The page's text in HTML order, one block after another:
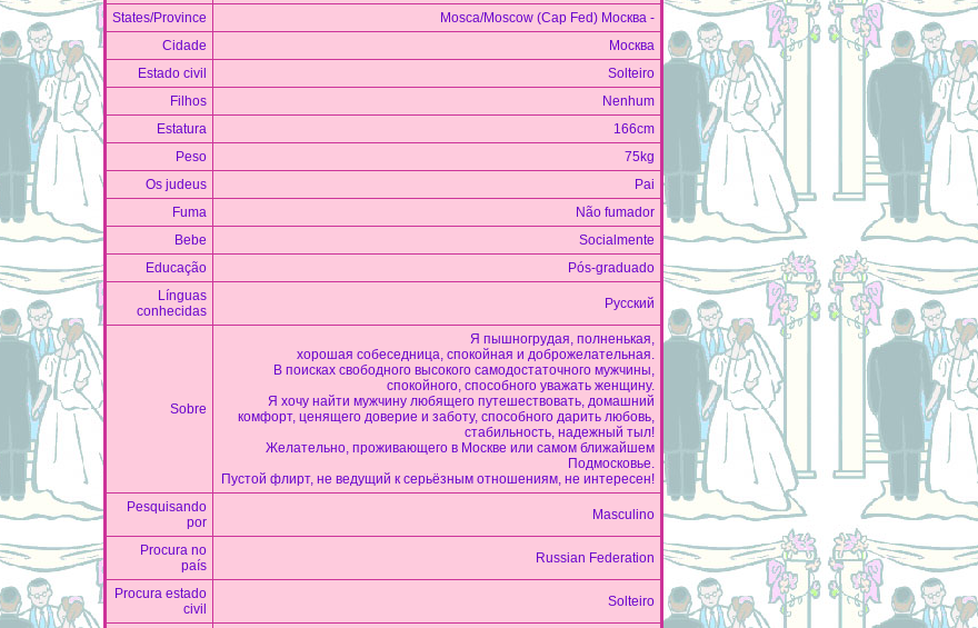
States/Province
Mosca/Moscow (Cap Fed) Москва -
Cidade
Москва
Estado civil
Solteiro
Filhos
Nenhum
Estatura
166cm
Peso
75kg
Os judeus
Pai
Fuma
Não fumador
Bebe
Socialmente
Educação
Pós-graduado
Línguas
conhecidas
Русский
Sobre
Я пышногрудая, полненькая,
хорошая собеседница, спокойная и доброжелательная.
В поисках свободного высокого самодостаточного мужчины,
спокойного, способного уважать женщину.
Я хочу найти мужчину любящего путешествовать, домашний
комфорт, ценящего доверие и заботу, способного дарить любовь,
стабильность, надежный тыл!
Желательно, проживающего в Москве или самом ближайшем
Подмосковье.
Пустой флирт, не ведущий к серьёзным отношениям, не интересен!
Pesquisando
por
Masculino
Procura no
país
Russian Federation
Procura estado
civil
Solteiro